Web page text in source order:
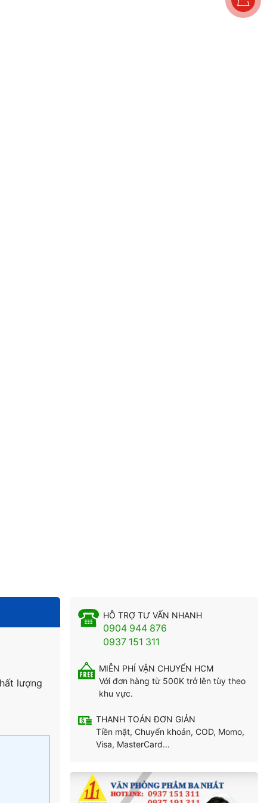
lượng
HỖ TRỢ TƯ VẤN NHANH
0904 944 876
0937 151 311
MIỄN PHÍ VẬN CHUYỂN HCM
Với đơn hàng từ 500K trở lên tùy theo
khu vực.
THANH TOÁN ĐƠN GIẢN
Tiền mặt, Chuyển khoản, COD, Momo,
Visa, MasterCard...